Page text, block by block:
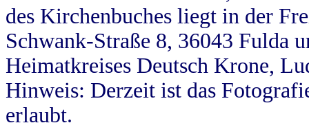
des Kirchenbuches liegt in der
Schwank-Straße 8, 36043 Fulda
Heimatkreises Deutsch Krone,
Hinweis: Derzeit ist das
erlaubt.